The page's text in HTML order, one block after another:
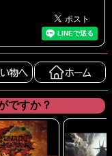
ですか？